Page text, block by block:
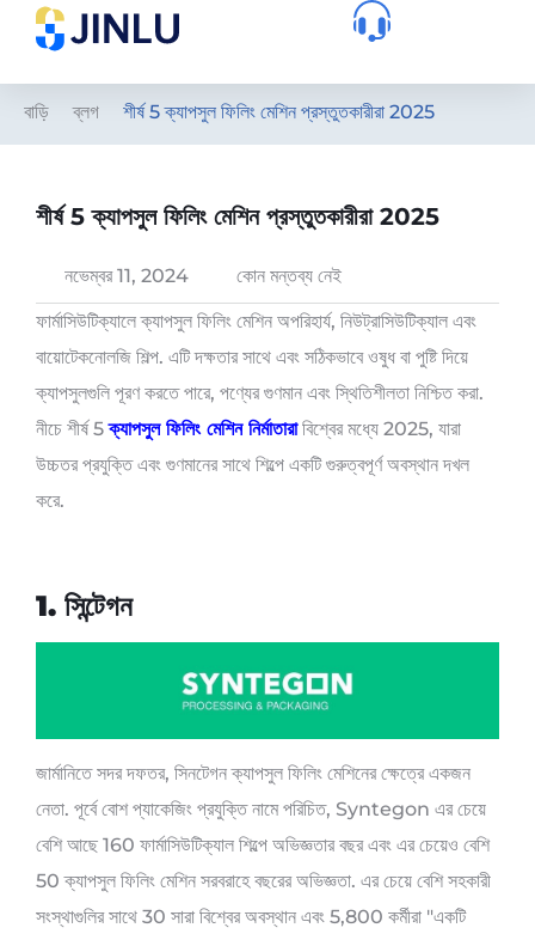
বাড়ি ব্লগ শীর্ষ 5 ক্যাপসুল ফিলিং মেশিন প্রস্তুতকারীরা 2025
শীর্ষ 5 ক্যাপসুল ফিলিং মেশিন প্রস্তুতকারীরা 2025
নভেম্বর 11, 2024
কোন মন্তব্য নেই
ফার্মাসিউটিক্যালে ক্যাপসুল ফিলিং মেশিন অপরিহার্য, নিউট্রাসিউটিক্যাল এবং
বায়োটেকনোলজি শিল্প. এটি দক্ষতার সাথে এবং সঠিকভাবে ওষুধ বা পুষ্টি দিয়ে
ক্যাপসুলগুলি পূরণ করতে পারে, পণ্যের গুণমান এবং স্থিতিশীলতা নিশ্চিত করা.
নীচে শীর্ষ 5ক্যাপসুল ফিলিং মেশিন নির্মাতারাবিশ্বের মধ্যে 2025, যারা
উচ্চতর প্রযুক্তি এবং গুণমানের সাথে শিল্পে একটি গুরুত্বপূর্ণ অবস্থান দখল
করে.
1. সিন্টেগন
জার্মানিতে সদর দফতর, সিনটেগন ক্যাপসুল ফিলিং মেশিনের ক্ষেত্রে একজন
নেতা. পূর্বে বোশ প্যাকেজিং প্রযুক্তি নামে পরিচিত, Syntegon এর চেয়ে
বেশি আছে 160 ফার্মাসিউটিক্যাল শিল্পে অভিজ্ঞতার বছর এবং এর চেয়েও বেশি
50 ক্যাপসুল ফিলিং মেশিন সরবরাহে বছরের অভিজ্ঞতা. এর চেয়ে বেশি সহকারী
সংস্থাগুলির সাথে 30 সারা বিশ্বের অবস্থান এবং 5,800 কর্মীরা "একটি